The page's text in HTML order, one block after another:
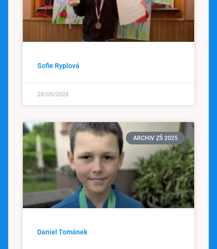
Sofie Ryplová
28/05/2025
ARCHIV ZŠ 2025
Daniel Tománek